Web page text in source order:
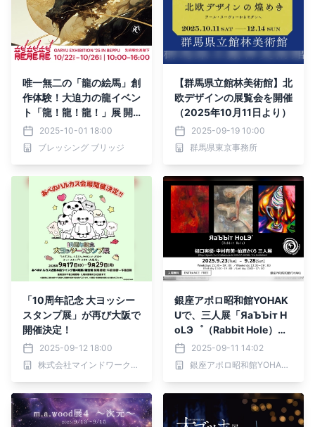
唯一無二の「龍の絵馬」創
作体験！大迫力の龍イベン
ト「龍！龍！龍！」展 開
催
2025-10-01 18:00
ブレッシング ブリッジ
【群馬県立館林美術館】北
欧デザインの展覧会を開催
（2025年10月11日より）
2025-09-19 10:00
群馬県東京事務所
「10周年記念 大ヨッシー
スタンプ展」が再び大阪で
開催決定！
2025-09-12 18:00
株式会社マインドワークス・エンタテインメント
銀座アポロ昭和館YOHAK
Uで、三人展「ЯaЪЪiт H
oLЭ゜（Rabbit Hole）」
開催2025-09-11 14:02
銀座アポロ昭和館YOHAKU